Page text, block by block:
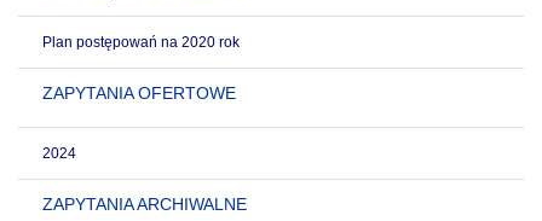
Plan postępowań na 2020 rok
ZAPYTANIA OFERTOWE
2024
ZAPYTANIA ARCHIWALNE